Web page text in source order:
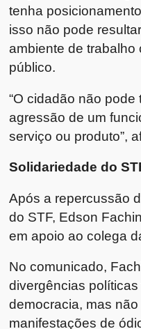
tenha
isso não pode
ambiente de trabalho
público.
“O cidadão não
agressão de um
serviço ou produto”,
Solidariedade do
Após a repercussão
do STF, Edson Fachin
em apoio ao colega
No comunicado,
divergências
democracia, mas
manifestações de